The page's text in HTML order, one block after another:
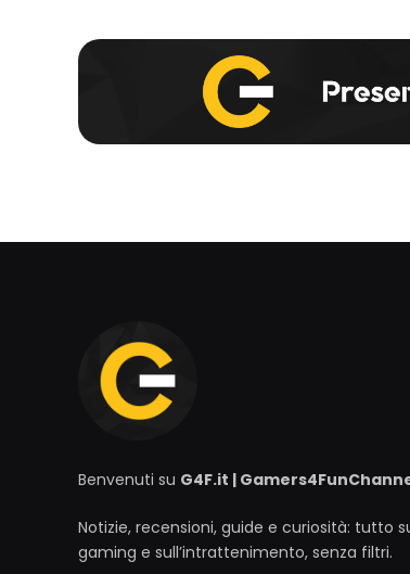
Benvenuti su G4F.it |
Notizie, recensioni, guide e curiosità: tutto
gaming e sull’intrattenimento, senza filtri.